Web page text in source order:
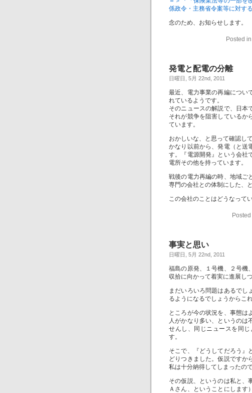
係政令・主務省令案等に対す
念のため、お知らせします。
Posted in
発電と配電の分離
日曜日, 5月 22nd, 2011
最近、電力事業の再編につい
れているようです。
そのニュースの解説で、日本
それが競争を阻害しているか
ています。
おかしいな、と思って確認し
かなり以前から、発電（と送
す。『電源開発』という会社
電所その他を持っています。
戦後の電力再編の時、地域ご
専門の会社との体制にした、
この会社のことはどうなって
Posted
事実と思い
日曜日, 5月 22nd, 2011
福島の原発、１号機、２号機
収拾に向かって着実に進展し
まだいろいろ問題はあるでし
るようになるでしょうからこ
ところが今の状況を、事態は
人がかなり多い、というのは
せんし、同じニュースを同
す。
そこで、『どうしてだろう』
どりつきました。仮説ですか
私は十分納得してしまったの
その仮説、というのは私と、
Ａさん、ということにします